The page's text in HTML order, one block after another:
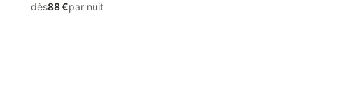
dès88 €par nuit